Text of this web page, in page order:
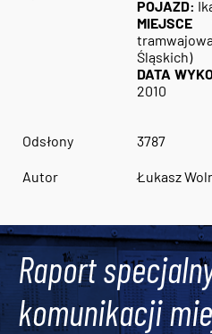
POJAZD:
MIEJSCE
Śląskich)
DATA
2010
Odsłony 3787
Autor Łukasz
Raport
komunikacji